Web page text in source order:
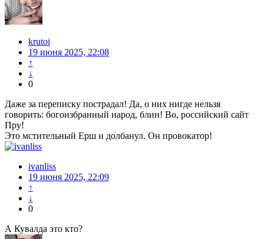
krutoi
19 июня 2025, 22:08
↑
↓
0
Даже за переписку пострадал! Да, о них нигде нельзя
говорить: богоизбранный народ, блин! Во, российский сайт
Пру!
Это мстительный Ерш и долбанул. Он провокатор!
ivanliss
19 июня 2025, 22:09
↑
↓
0
А Кувалда это кто?